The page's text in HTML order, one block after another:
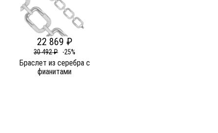
22 869 ₽
30 492 ₽ -25%
Браслет из серебра c
фианитами